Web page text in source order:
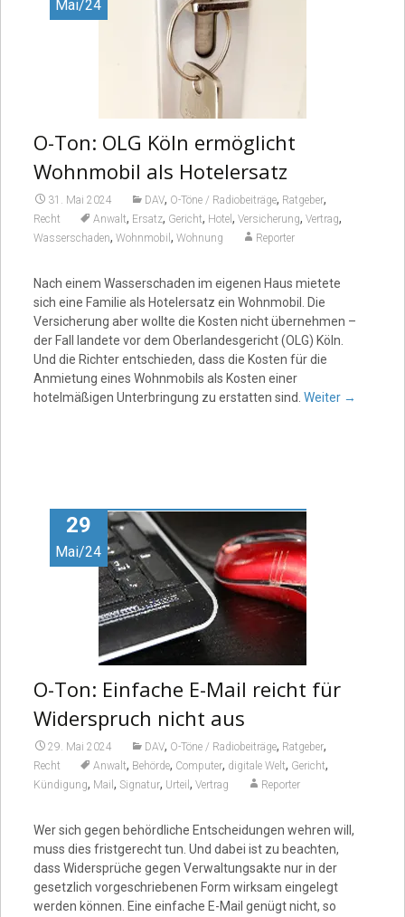
Mai/24
O-Ton: OLG Köln ermöglicht
Wohnmobil als Hotelersatz
31. Mai 2024 DAV, O-Töne / Radiobeiträge, Ratgeber,
Recht Anwalt, Ersatz, Gericht, Hotel , Versicherung, Vertrag,
Wasserschaden, Wohnmobil , Wohnung Reporter
Nach einem Wasserschaden im eigenen Haus mietete
sich eine Familie als Hotelersatz ein Wohnmobil. Die
Versicherung aber wollte die Kosten nicht übernehmen –
der Fall landete vor dem Oberlandesgericht (OLG) Köln.
Und die Richter entschieden, dass die Kosten für die
Anmietung eines Wohnmobils als Kosten einer
hotelmäßigen Unterbringung zu erstatten sind. Weiter →
29
Mai/24
O-Ton: Einfache E-Mail reicht für
Widerspruch nicht aus
29. Mai 2024 DAV, O-Töne / Radiobeiträge, Ratgeber,
Recht Anwalt, Behörde, Computer, digitale Welt, Gericht,
Kündigung, Mail , Signatur, Urteil , Vertrag Reporter
Wer sich gegen behördliche Entscheidungen wehren will,
muss dies fristgerecht tun. Und dabei ist zu beachten,
dass Widersprüche gegen Verwaltungsakte nur in der
gesetzlich vorgeschriebenen Form wirksam eingelegt
werden können. Eine einfache E-Mail genügt nicht, so